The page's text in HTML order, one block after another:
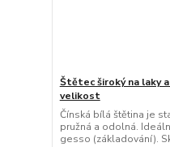
Štětec široký na laky
velikost
Čínská bílá štětina je
pružná a odolná.
gesso (základování).